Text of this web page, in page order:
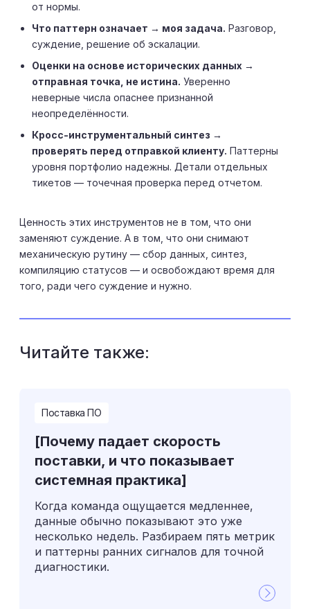
от нормы.
Что паттерн означает → моя задача. Разговор,
суждение, решение об эскалации.
Оценки на основе исторических данных →
отправная точка, не истина. Уверенно
неверные числа опаснее признанной
неопределённости.
Кросс-инструментальный синтез →
проверять перед отправкой клиенту. Паттерны
уровня портфолио надежны. Детали отдельных
тикетов — точечная проверка перед отчетом.
Ценность этих инструментов не в том, что они
заменяют суждение. А в том, что они снимают
механическую рутину — сбор данных, синтез,
компиляцию статусов — и освобождают время для
того, ради чего суждение и нужно.
Читайте также:
Поставка ПО
[Почему падает скорость
поставки, и что показывает
системная практика]
Когда команда ощущается медленнее,
данные обычно показывают это уже
несколько недель. Разбираем пять метрик
и паттерны ранних сигналов для точной
диагностики.